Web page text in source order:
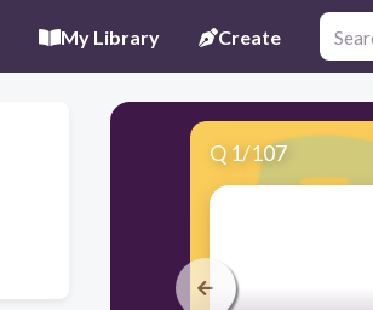
My Library Create
Q 1/107